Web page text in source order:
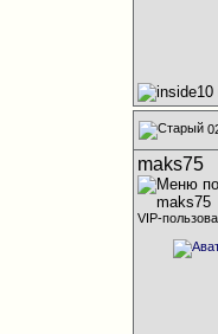
maks75
VIP-